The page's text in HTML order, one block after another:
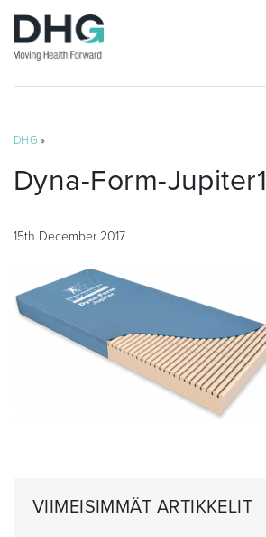
DHG »
Dyna-Form-Jupiter1
15th December 2017
VIIMEISIMMÄT ARTIKKELIT